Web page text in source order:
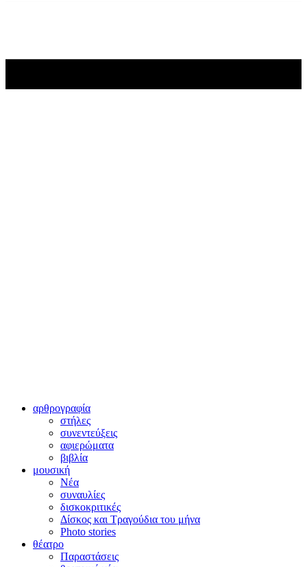
αρθρογραφία
στήλες
συνεντεύξεις
αφιερώματα
βιβλία
μουσική
Νέα
συναυλίες
δισκοκριτικές
Δίσκος και Τραγούδια του μήνα
Photo stories
θέατρο
Παραστάσεις